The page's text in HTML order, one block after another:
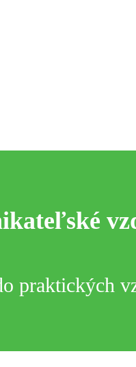
praktických